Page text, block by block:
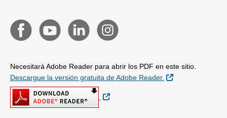
Necesitará Adobe Reader para abrir los PDF en este sitio.
Descargue la versión gratuita de Adobe Reader.
Sitio Externo
Sitio Externo